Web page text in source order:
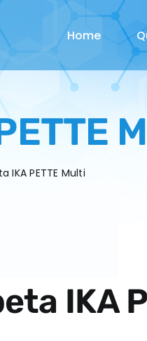
Home
IKA PETTE Multi
IKA